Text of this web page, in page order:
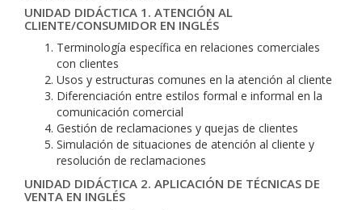
UNIDAD DIDÁCTICA 1. ATENCIÓN AL
CLIENTE/CONSUMIDOR EN INGLÉS
Terminología específica en relaciones comerciales
con clientes
Usos y estructuras comunes en la atención al cliente
Diferenciación entre estilos formal e informal en la
comunicación comercial
Gestión de reclamaciones y quejas de clientes
Simulación de situaciones de atención al cliente y
resolución de reclamaciones
UNIDAD DIDÁCTICA 2. APLICACIÓN DE TÉCNICAS DE
VENTA EN INGLÉS